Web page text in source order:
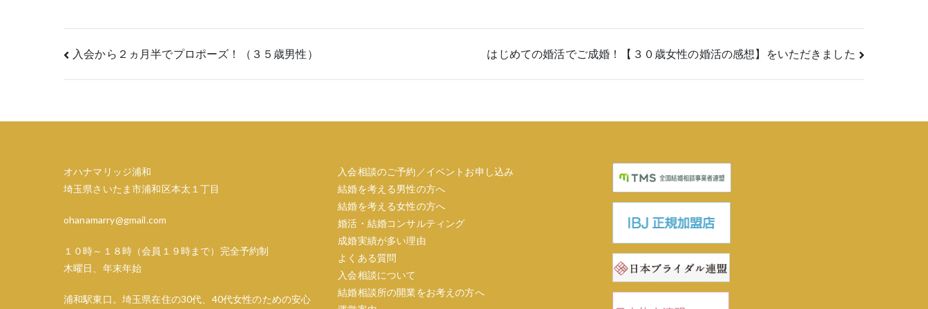
投
稿
ナ
ゲ
ー
シ
ョ
ン
入会から２ヵ月半でプロポーズ！（３５歳男性） はじめての婚活でご成婚！【３０歳女性の婚活の感想】をいただきました
オハナマリッジ浦和
埼玉県さいたま市浦和区本太１丁目
ohanamarry@gmail.com
１０時～１８時（会員１９時まで）完全予約制
木曜日、年末年始
浦和駅東口。埼玉県在住の30代、40代女性のための安心
入会相談のご予約／イベントお申し込み
結婚を考える男性の方へ
結婚を考える女性の方へ
婚活・結婚コンサルティング
成婚実績が多い理由
よくある質問
入会相談について
結婚相談所の開業をお考えの方へ